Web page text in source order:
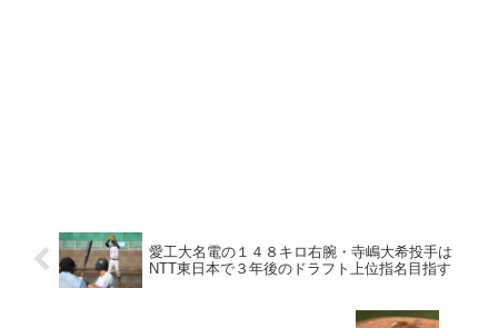
愛工大名電の１４８キロ右腕・寺嶋大希投手は
NTT東日本で３年後のドラフト上位指名目指す